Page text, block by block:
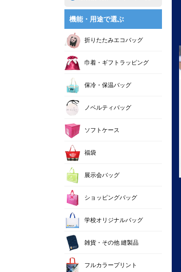
機能・用途で選ぶ
折りたたみエコバッグ
巾着・ギフトラッピング
保冷・保温バッグ
ノベルティバッグ
ソフトケース
福袋
展示会バッグ
ショッピングバッグ
学校オリジナルバッグ
雑貨・その他 縫製品
フルカラープリント